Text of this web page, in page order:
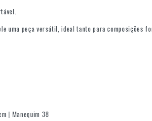
uma peça versátil, ideal tanto para composições
| Manequim 38